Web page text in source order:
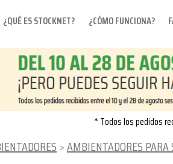
¿QUÉ ES STOCKNET? ¿CÓMO FUNCIONA?
* Todos los pedidos
AMBIENTADORES PARA